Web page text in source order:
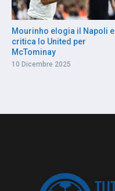
Mourinho elogia il Napoli e
critica lo United per
McTominay
10 Dicembre 2025